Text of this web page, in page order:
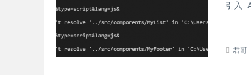
引入
君哥